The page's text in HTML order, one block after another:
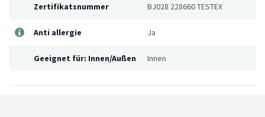
Zertifikatsnummer BJ028 228660 TESTEX
Anti allergie Ja
Geeignet für: Innen/Außen Innen